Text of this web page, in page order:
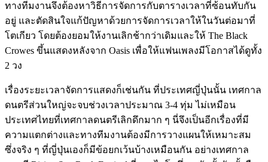
ทางทีมงานจึงต้องหาวิธีการจัดการกับตารางเวลาที่ซ้อนทับกัน
อยู่ และตัดสินใจแก้ปัญหาด้วยการจัดการเวลาให้ในวันต่อมาที่
โตเกียว โดยต้องยอมให้งานเลิกช้ากว่าเดิมและให้ The Black
Crowes ขึ้นแสดงหลังจาก Oasis เพื่อให้แฟนเพลงมีโอกาสได้ดูทั้ง
2 วง
เรื่องระยะเวลาจัดการแสดงก็เช่นกัน ที่ประเทศญี่ปุ่นนั้น เทศกาล
ดนตรีส่วนใหญ่จะจบช่วงเวลาประมาณ 3-4 ทุ่ม ไม่เหมือน
ประเทศไทยที่เทศกาลดนตรีเลิกดึกมาก ๆ นี่จึงเป็นอีกเรื่องที่มี
ความแตกต่างและทางทีมงานต้องมีการวางแผนให้เหมาะสม
ซึ่งจริง ๆ ที่ญี่ปุ่นเองก็มีข้อยกเว้นบ้างเหมือนกัน อย่างเทศกาล